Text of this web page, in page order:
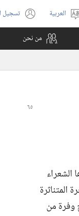
اختر
اللغة
العربية تسجيل
من نحن
الشعراء
وفرة من